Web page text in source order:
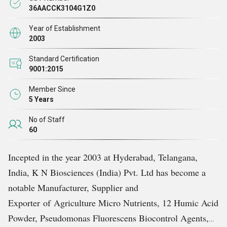
ఉపయోగించే వ్యవసాయ వ్యర్థాలు
పౌల్ట్రీ మరియు ఆక్వా పొలాల్లో ఆహార పదార్ధంగా ఈస్ట్ -
సింగిల్ సెల్ ప్రోటీన్ (ఎస్సిపి) ను అభివృద్ధి చేయండి
ఆక్వా నిర్విషీకరణ మరియు పౌల్ట్రీ లో మల పదార్థం చికిత్స
కోసం కుళ్ళిపోయిన కన్సార్టియం అభివృద్ధి
చెరకు మొక్కల కణజాల సంస్కృతి కోసం ఇన్విట్రో టెక్నాలజీని
అభివృద్ధి చేయండి
ది ఆర్ అండ్ డి యూనిట్ టెక్స్టైల్ కోసం వేర్వేరు చికిత్స
ఎంపికలను కూడా ఉత్పత్తి చేస్తుంది 89.2% విజయంతో COD,
రంగు, వాసన మరియు BOD ను తగ్గించడానికి ప్రసరణ
రేటు
పురుగు మందులు, పురుగుమందులు మరియు హెర్బిసైడ్ల
సామర్థ్యాన్ని పెంపొందించడానికి జీవ సహాయకాలను
సృష్టించండి
36AACCK3104G1Z0
Year of Establishment
2003
Standard Certification
9001:2015
Member Since
5 Years
No of Staff
60
Incepted in the year 2003 at Hyderabad, Telangana,
India, K N Biosciences (India) Pvt. Ltd has become a
notable Manufacturer, Supplier and
Exporter of Agriculture Micro Nutrients, 12 Humic Acid
Powder, Pseudomonas Fluorescens Biocontrol Agents,